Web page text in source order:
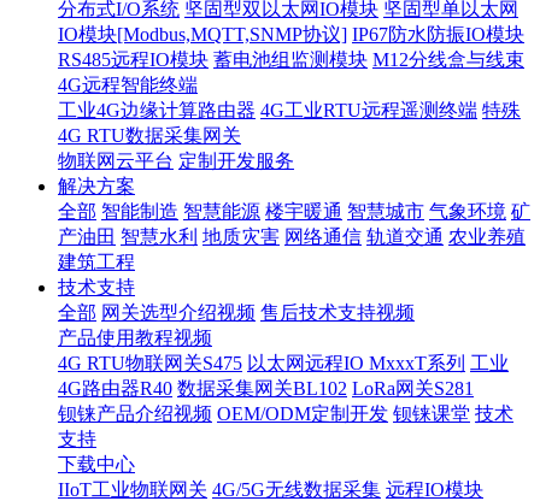
分布式I/O系统 坚固型双以太网IO模块 坚固型单以太网
IO模块[Modbus,MQTT,SNMP协议] IP67防水防振IO模块
RS485远程IO模块 蓄电池组监测模块 M12分线盒与线束
4G远程智能终端
工业4G边缘计算路由器 4G工业RTU远程遥测终端 特殊
4G RTU数据采集网关
物联网云平台 定制开发服务
解决方案
全部 智能制造 智慧能源 楼宇暖通 智慧城市 气象环境 矿
产油田 智慧水利 地质灾害 网络通信 轨道交通 农业养殖
建筑工程
技术支持
全部 网关选型介绍视频 售后技术支持视频
产品使用教程视频
4G RTU物联网关S475 以太网远程IO MxxxT系列 工业
4G路由器R40 数据采集网关BL102 LoRa网关S281
钡铼产品介绍视频 OEM/ODM定制开发 钡铼课堂 技术
支持
下载中心
IIoT工业物联网关 4G/5G无线数据采集 远程IO模块